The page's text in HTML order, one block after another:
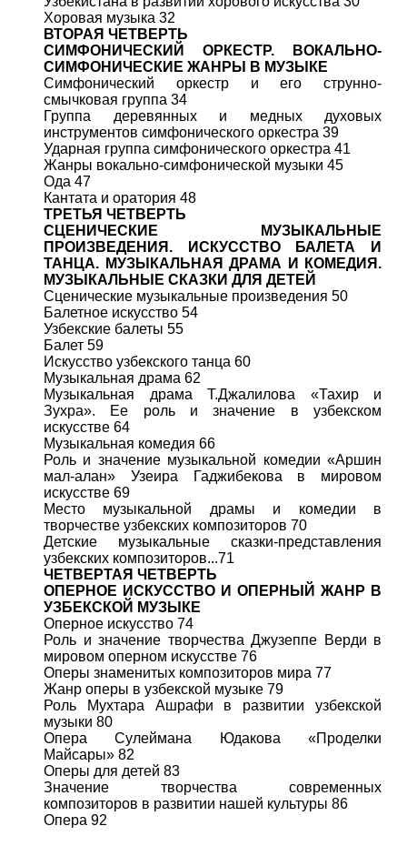
Хоровая музыка 32
ВТОРАЯ ЧЕТВЕРТЬ
СИМФОНИЧЕСКИЙ ОРКЕСТР. ВОКАЛЬНО-
СИМФОНИЧЕСКИЕ ЖАНРЫ В МУЗЫКЕ
Симфонический оркестр и его струнно-
смычковая группа 34
Группа деревянных и медных духовых
инструментов симфонического оркестра 39
Ударная группа симфонического оркестра 41
Жанры вокально-симфонической музыки 45
Ода 47
Кантата и оратория 48
ТРЕТЬЯ ЧЕТВЕРТЬ
СЦЕНИЧЕСКИЕ МУЗЫКАЛЬНЫЕ
ПРОИЗВЕДЕНИЯ. ИСКУССТВО БАЛЕТА И
ТАНЦА. МУЗЫКАЛЬНАЯ ДРАМА И КОМЕДИЯ.
МУЗЫКАЛЬНЫЕ СКАЗКИ ДЛЯ ДЕТЕЙ
Сценические музыкальные произведения 50
Балетное искусство 54
Узбекские балеты 55
Балет 59
Искусство узбекского танца 60
Музыкальная драма 62
Музыкальная драма Т.Джалилова «Тахир и
Зухра». Ее роль и значение в узбекском
искусстве 64
Музыкальная комедия 66
Роль и значение музыкальной комедии «Аршин
мал-алан» Узеира Гаджибекова в мировом
искусстве 69
Место музыкальной драмы и комедии в
творчестве узбекских композиторов 70
Детские музыкальные сказки-представления
узбекских композиторов...71
ЧЕТВЕРТАЯ ЧЕТВЕРТЬ
ОПЕРНОЕ ИСКУССТВО И ОПЕРНЫЙ ЖАНР В
УЗБЕКСКОЙ МУЗЫКЕ
Оперное искусство 74
Роль и значение творчества Джузеппе Верди в
мировом оперном искусстве 76
Оперы знаменитых композиторов мира 77
Жанр оперы в узбекской музыке 79
Роль Мухтара Ашрафи в развитии узбекской
музыки 80
Опера Сулеймана Юдакова «Проделки
Майсары» 82
Оперы для детей 83
Значение творчества современных
композиторов в развитии нашей культуры 86
Опера 92